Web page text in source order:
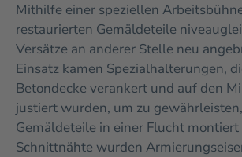
Mithilfe einer speziellen
restaurierten Gemäldeteile
Versätze an anderer Stelle neu
Einsatz kamen Spezialhalterungen,
Betondecke verankert und auf den
justiert wurden, um zu
Gemäldeteile in einer Flucht
Schnittnähte wurden